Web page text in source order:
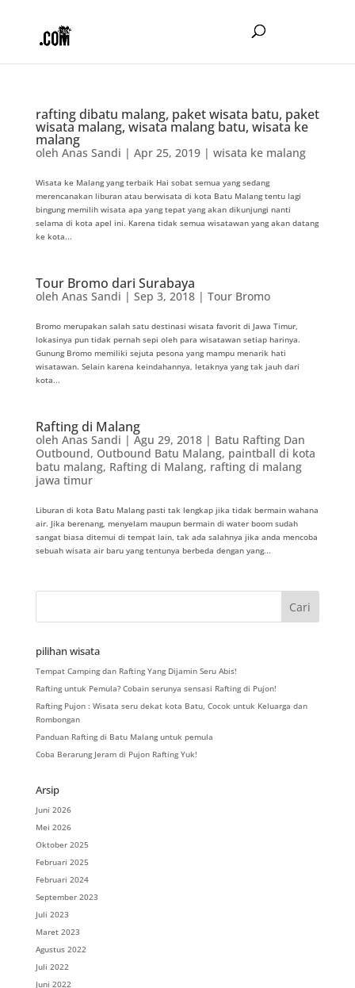
rafting dibatu malang, paket wisata batu, paket
wisata malang, wisata malang batu, wisata ke
malang
oleh Anas Sandi | Apr 25, 2019| wisata ke malang
Wisata ke Malang yang terbaik Hai sobat semua yang sedang
merencanakan liburan atau berwisata di kota Batu Malang tentu lagi
bingung memilih wisata apa yang tepat yang akan dikunjungi nanti
selama di kota apel ini. Karena tidak semua wisatawan yang akan datang
ke kota...
Tour Bromo dari Surabaya
oleh Anas Sandi | Sep 3, 2018| Tour Bromo
Bromo merupakan salah satu destinasi wisata favorit di Jawa Timur,
lokasinya pun tidak pernah sepi oleh para wisatawan setiap harinya.
Gunung Bromo memiliki sejuta pesona yang mampu menarik hati
wisatawan. Selain karena keindahannya, letaknya yang tak jauh dari
kota...
Rafting di Malang
oleh Anas Sandi | Agu 29, 2018| Batu Rafting Dan
Outbound, Outbound Batu Malang, paintball di kota
batu malang, Rafting di Malang, rafting di malang
jawa timur
Liburan di kota Batu Malang pasti tak lengkap jika tidak bermain wahana
air. Jika berenang, menyelam maupun bermain di water boom sudah
sangat biasa ditemui di tempat lain, tak ada salahnya jika anda mencoba
sebuah wisata air baru yang tentunya berbeda dengan yang...
pilihan wisata
Tempat Camping dan Rafting Yang Dijamin Seru Abis!
Rafting untuk Pemula? Cobain serunya sensasi Rafting di Pujon!
Rafting Pujon : Wisata seru dekat kota Batu, Cocok untuk Keluarga dan
Rombongan
Panduan Rafting di Batu Malang untuk pemula
Coba Berarung Jeram di Pujon Rafting Yuk!
Arsip
Juni 2026
Mei 2026
Oktober 2025
Februari 2025
Februari 2024
September 2023
Juli 2023
Maret 2023
Agustus 2022
Juli 2022
Juni 2022